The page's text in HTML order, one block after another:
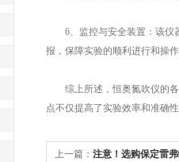
6、监控与安全装置：该仪器
报，保障实验的顺利进行和操
综上所述，恒奥氮吹仪的各
点不仅提高了实验效率和准确
上一篇： 注意！选购保定雷